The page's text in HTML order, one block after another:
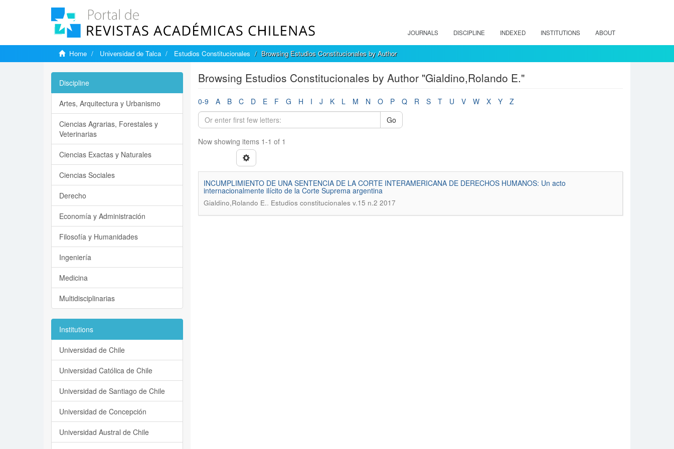
JOURNALS DISCIPLINE INDEXED INSTITUTIONS ABOUT
Home Universidad de Talca Estudios Constitucionales Browsing Estudios Constitucionales by Author
Browsing Estudios Constitucionales by Author "Gialdino,Rolando E."
0-9 A B C D E F G H I J K L M N O P Q R S T U V W X Y
Z
Go
Now showing items 1-1 of 1
INCUMPLIMIENTO DE UNA SENTENCIA DE LA CORTE INTERAMERICANA DE DERECHOS HUMANOS: Un acto
internacionalmente ilícito de la Corte Suprema argentina
Gialdino,Rolando E.. Estudios constitucionales v.15 n.2 2017
Discipline
Artes, Arquitectura y Urbanismo
Ciencias Agrarias, Forestales y
Veterinarias
Ciencias Exactas y Naturales
Ciencias Sociales
Derecho
Economía y Administración
Filosofía y Humanidades
Ingeniería
Medicina
Multidisciplinarias
Institutions
Universidad de Chile
Universidad Católica de Chile
Universidad de Santiago de Chile
Universidad de Concepción
Universidad Austral de Chile